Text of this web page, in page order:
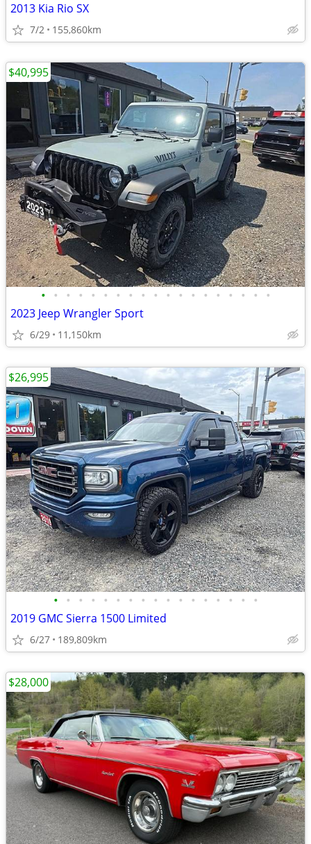
2013 Kia Rio SX
7/2 155,860km
• • • • • • • • • • • • • • • • • • •
2023 Jeep Wrangler Sport
6/29 11,150km
$40,995
• • • • • • • • • • • • • • • • •
2019 GMC Sierra 1500 Limited
6/27 189,809km
$26,995
$28,000